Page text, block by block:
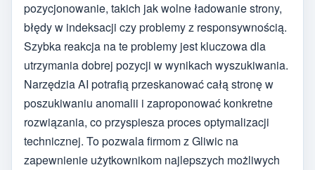
pozycjonowanie, takich jak wolne ładowanie strony,
błędy w indeksacji czy problemy z responsywnością.
Szybka reakcja na te problemy jest kluczowa dla
utrzymania dobrej pozycji w wynikach wyszukiwania.
Narzędzia AI potrafią przeskanować całą stronę w
poszukiwaniu anomalii i zaproponować konkretne
rozwiązania, co przyspiesza proces optymalizacji
technicznej. To pozwala firmom z Gliwic na
zapewnienie użytkownikom najlepszych możliwych